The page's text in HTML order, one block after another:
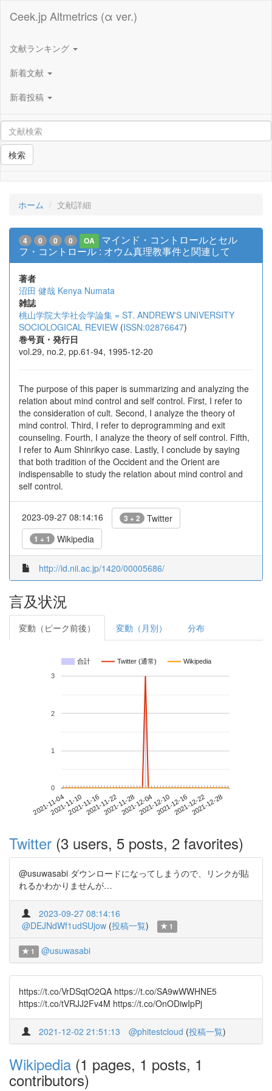
Ceek.jp Altmetrics (α ver.)
文献ランキング
新着文献
新着投稿
検索
ホーム 文献詳細
4 0 0 0 OA
マインド・コントロールとセル
フ・コントロール : オウム真理教事件と関連して
著者
沼田 健哉 Kenya Numata
雑誌
桃山学院大学社会学論集 = ST. ANDREW'S UNIVERSITY
SOCIOLOGICAL REVIEW (ISSN:02876647)
巻号頁・発行日
vol.29, no.2, pp.61-94, 1995-12-20
The purpose of this paper is summarizing and analyzing the
relation about mind control and self control. First, I refer to
the consideration of cult. Second, I analyze the theory of
mind control. Third, I refer to deprogramming and exit
counseling. Fourth, I analyze the theory of self control. Fifth,
I refer to Aum Shinrikyo case. Lastly, I conclude by saying
that both tradition of the Occident and the Orient are
indispensablle to study the relation about mind control and
self control.
2023-09-27 08:14:16 3 + 2 Twitter
1 + 1 Wikipedia
http://id.nii.ac.jp/1420/00005686/
言及状況
変動（ピーク前後） 変動（月別） 分布
合計 Twitter (通常) Wikipedia
2021-11-042021-11-102021-11-162021-11-222021-11-282021-12-042021-12-102021-12-162021-12-222021-12-28
0
1
2
3
Twitter (3 users, 5 posts, 2 favorites)
@usuwasabi ダウンロードになってしまうので、リンクが貼
れるかわかりませんが…
2023-09-27 08:14:16
@DEJNdWf1udSUjow (投稿一覧) 1
1 @usuwasabi
https://t.co/VrDSqtO2QA https://t.co/SA9wWWHNE5
https://t.co/tVRJJ2Fv4M https://t.co/OnODiwIpPj
2021-12-02 21:51:13 @phitestcloud (投稿一覧)
Wikipedia (1 pages, 1 posts, 1
contributors)